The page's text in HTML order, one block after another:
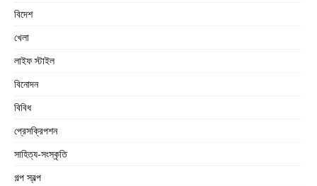
বিদেশ
খেলা
লাইফ স্টাইল
বিনোদন
বিবিধ
প্রেসক্রিপশন
সাহিত্য-সংস্কৃতি
গল্প স্বল্প